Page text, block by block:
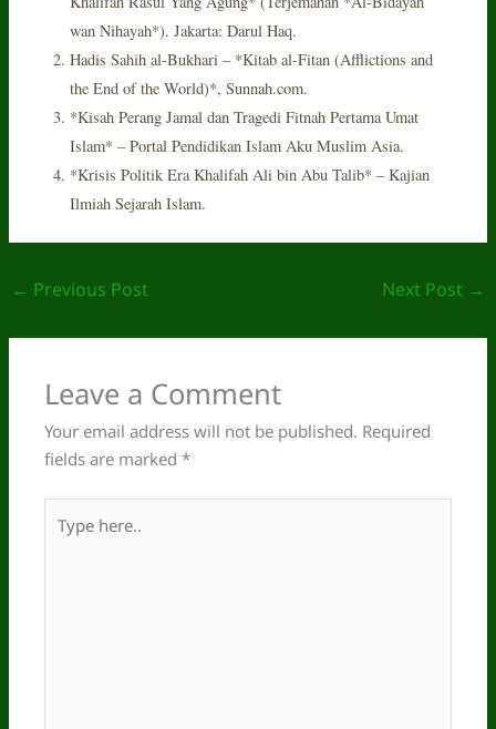
wan Nihayah*). Jakarta: Darul Haq.
Hadis Sahih al-Bukhari – *Kitab al-Fitan (Afflictions and
the End of the World)*, Sunnah.com.
*Kisah Perang Jamal dan Tragedi Fitnah Pertama Umat
Islam* – Portal Pendidikan Islam Aku Muslim Asia.
*Krisis Politik Era Khalifah Ali bin Abu Talib* – Kajian
Ilmiah Sejarah Islam.
← Previous Post Next Post →
Leave a Comment
Your email address will not be published. Required
fields are marked*
here..